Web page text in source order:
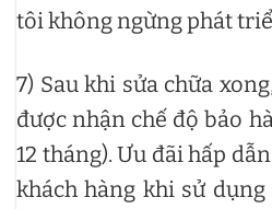
tôi không ngừng phát
7) Sau khi sửa chữa
được nhận chế độ bảo
12 tháng). Ưu đãi hấp
khách hàng khi sử